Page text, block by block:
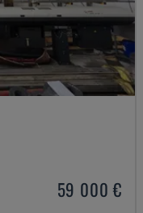
59 000 €